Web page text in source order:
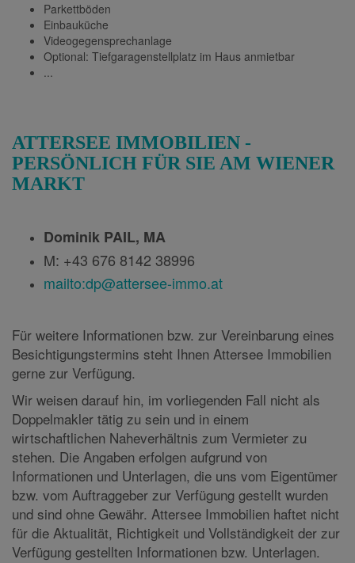
Parkettböden
Einbauküche
Videogegensprechanlage
Optional: Tiefgaragenstellplatz im Haus anmietbar
...
ATTERSEE IMMOBILIEN -
PERSÖNLICH FÜR SIE AM WIENER
MARKT
Dominik PAIL, MA
M: +43 676 8142 38996
mailto:dp@attersee-immo.at
Für weitere Informationen bzw. zur Vereinbarung eines
Besichtigungstermins steht Ihnen Attersee Immobilien
gerne zur Verfügung.
Wir weisen darauf hin, im vorliegenden Fall nicht als
Doppelmakler tätig zu sein und in einem
wirtschaftlichen Naheverhältnis zum Vermieter zu
stehen. Die Angaben erfolgen aufgrund von
Informationen und Unterlagen, die uns vom Eigentümer
bzw. vom Auftraggeber zur Verfügung gestellt wurden
und sind ohne Gewähr. Attersee Immobilien haftet nicht
für die Aktualität, Richtigkeit und Vollständigkeit der zur
Verfügung gestellten Informationen bzw. Unterlagen.